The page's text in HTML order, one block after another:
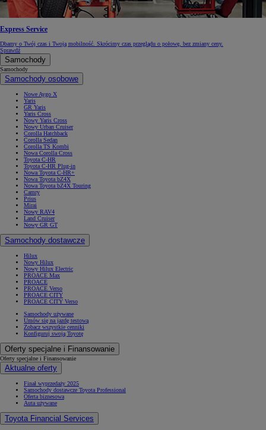
Express Service
Dbamy o Twój czas i Twoją mobilność. Skrócimy czas przeglądu o połowę, bez zmiany ceny.
Sprawdź
Samochody
Samochody
Samochody osobowe
Nowe Aygo X
Yaris
GR Yaris
Yaris Cross
Nowy Yaris Cross
Nowy Urban Cruiser
Corolla Hatchback
Corolla Sedan
Corolla TS Kombi
Nowa Corolla Cross
Toyota C-HR
Toyota C-HR Plug-in
Nowa Toyota C-HR+
Nowa Toyota bZ4X
Nowa Toyota bZ4X Touring
Camry
Prius
Mirai
Nowy RAV4
Land Cruiser
Nowy GR GT
Samochody dostawcze
Hilux
Nowy Hilux
Nowy Hilux Electric
PROACE Max
PROACE
PROACE Verso
PROACE CITY
PROACE CITY Verso
Samochody używane
Umów się na jazdę testową
Zobacz wszystkie cenniki
Konfiguruj swoją Toyotę
Oferty specjalne i Finansowanie
Oferty specjalne i Finansowanie
Aktualne oferty
Finał wyprzedaży 2025
Samochody dostawcze Toyota Professional
Oferta biznesowa
Auta używane
Toyota Financial Services